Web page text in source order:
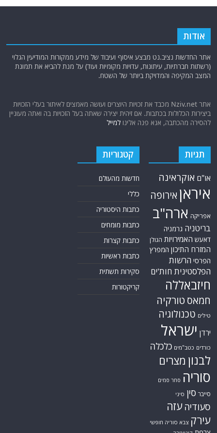
אודות
אתר החדשות נציב.נט מבצע איסוף ועיבוד של מידע ממקורות המודיעין הגלוי
(רשתות חברתיות, עיתונות, עדויות מקומיות ועוד) על מנת להביא את תמונת
המצב המקיפה והמדויקת ביותר של השטח.
אתר Nziv.net מכבד את זכויות היוצרים ועושה מאמצים לאיתור בעלי הזכויות
ביצירות הכלולות בכתבות. אם זיהית יצירה שאתה בעל הזכויות בה ואתה מעוניין
להסירה מהכתבה, אנא פנה אלינולמייל
תגיות
או"ם אוקראינה
איראן אירופה
אפריקה ארה"ב
בריטניה גרמניה
דאעש האמירויות הגולן
המזרח התיכון המפרץ
הפרסי הרשות
הפלסטינית חות'ים
חיזבאללה
חמאס טורקיה
טילים טכנולוגיה
ירדן ישראל
כורדים כטב"מים כלכלה
לבנון מצרים
סוריה סחר סמים
סייבר סין סיני
סעודיה עזה
עירק צבא סוריה חופשי
קטגוריות
חדשות מהעולם
כללי
כתבות היסטוריה
כתבות מומחים
כתבות קצרות
כתבות ראשיות
סקירות תשתית
קריקטורות